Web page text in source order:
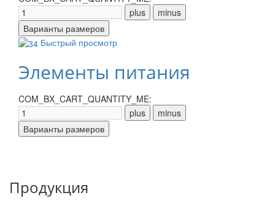
Быстрый просмотр
Элементы питания
COM_BX_CART_QUANTITY_ME:
Продукция